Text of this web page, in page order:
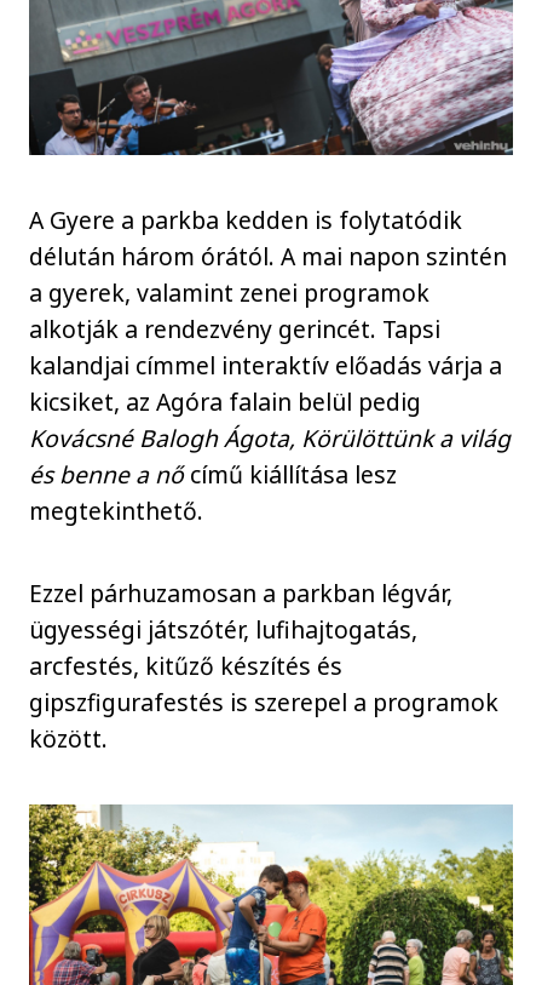
A Gyere a parkba kedden is folytatódik
délután három órától. A mai napon szintén
a gyerek, valamint zenei programok
alkotják a rendezvény gerincét. Tapsi
kalandjai címmel interaktív előadás várja a
kicsiket, az Agóra falain belül pedig
Kovácsné Balogh Ágota, Körülöttünk a világ
és benne a nőcímű kiállítása lesz
megtekinthető.
Ezzel párhuzamosan a parkban légvár,
ügyességi játszótér, lufihajtogatás,
arcfestés, kitűző készítés és
gipszfigurafestés is szerepel a programok
között.